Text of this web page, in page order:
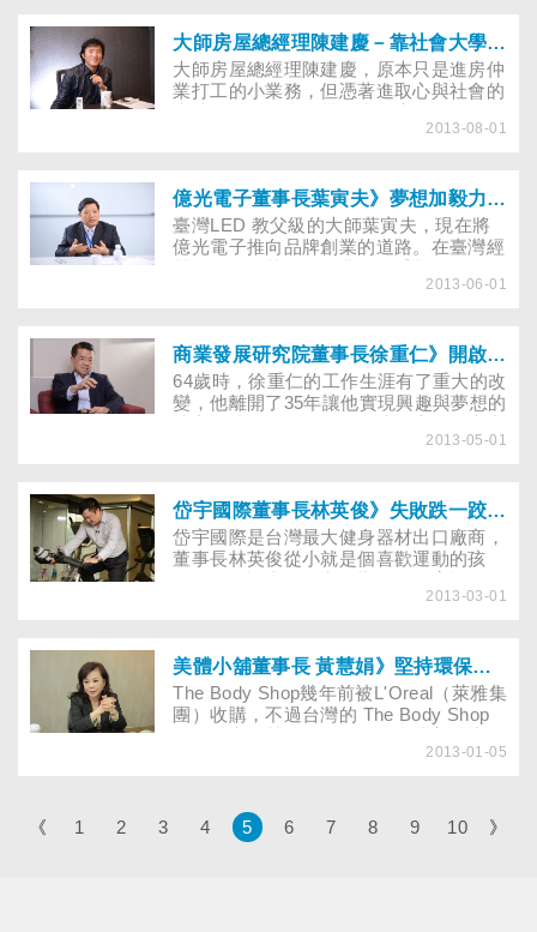
期待提供更好更多元的服務給民眾，對內
也思索著人才培育的重要……
大師房屋總經理陳建慶－靠社會大學歷練，闖出一片天！
大師房屋總經理陳建慶，原本只是進房仲
業打工的小業務，但憑著進取心與社會的
字塔頂端族群最信任的豪宅置產顧問。入
他常向第一次碰面的長輩請益，詢問董事
長「能擔誤您5分鐘的時間嗎？能告訴我
您成功的原因嗎？」據他的經驗，愈成功
的老闆愈喜歡與人分享，只要聆聽點頭都
2013-08-01
億光電子董事長葉寅夫》夢想加毅力，讓人生亮起來！
臺灣LED 教父級的大師葉寅夫，現在將
億光電子推向品牌創業的道路。在臺灣經
但他仍然懷抱雄心。在樹林的億光電子總
以上就像一個團隊，然後同心協力，保持
鬥牛高昂的鬥志，迎接挑戰。現在他工作
量不亞於年輕時，生活簡單，沒有太多物
慾享受的他，只期望創造的
「EVERLIGHT」品牌，擠進世界前三大
2013-06-01
商業發展研究院董事長徐重仁》開啟人生的另一扇門
64歲時，徐重仁的工作生涯有了重大的改
變，他離開了35年讓他實現興趣與夢想的
的人生可以在社會扮演的角色，他不再為
輕人實現夢想……
2013-05-01
岱宇國際董事長林英俊》失敗跌一跤，才能認清自己的實力
岱宇國際是台灣最大健身器材出口廠商，
董事長林英俊從小就是個喜歡運動的孩
不缺席。他的個性豪爽，當採訪團隊來到
配合攝影，不停跑動，他流著汗笑說，其
實自己很少用到健身器材來運動。他想透
過產品研發、贊助推廣，讓需要運動的老
年人、身障者，都能找到屬於自己的運動
2013-03-01
美體小舖董事長 黃慧娟》堅持環保理念，開創綠色奇蹟的藍海
The Body Shop幾年前被L'Oreal（萊雅集
團）收購，不過台灣的 The Body Shop
的董事長黃慧娟感受到近年零售業經營的
秉持The Body Shop已逝的創辦人Anita
Roddick理念，要做一個有責任感、愛地
2013-01-05
《 1 2 3 4 5 6 7 8 9 10 》